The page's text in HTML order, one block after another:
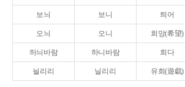
보늬 보니 틔어
오늬 오니 희망(希望)
하늬바람 하니바람 희다
늴리리 닐리리 유희(遊戱)